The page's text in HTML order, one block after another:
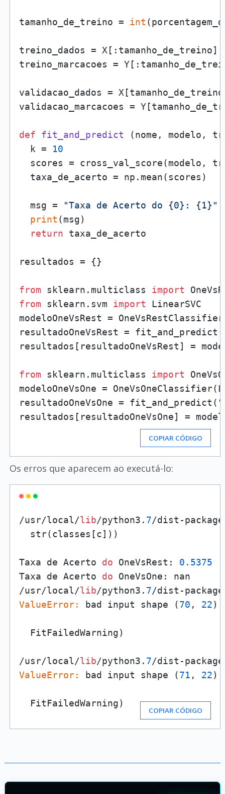
tamanho_de_treino = int
treino_dados = X[:tamanho_de_treino]
treino_marcacoes =
validacao_dados =
validacao_marcacoes =
def fit_and_predict (nome, modelo,
  k =
10
scores = cross_val_score(modelo,
  taxa_de_acerto = np.mean(scores)
  msg =
"Taxa de Acerto do {0}: {1}"
print (msg)
return taxa_de_acerto
resultados = {}
from sklearn.multiclass import
from sklearn.svm import LinearSVC
modeloOneVsRest =
resultadoOneVsRest = fit_and_predict(
resultados[resultadoOneVsRest] =
from sklearn.multiclass import
modeloOneVsOne =
resultadoOneVsOne = fit_and_predict(
resultados[resultadoOneVsOne] =
COPIAR CÓDIGO
Os erros que aparecem ao executá-lo:
/usr/local/lib/python3. 7/dist-
  str(classes[c]))
Taxa de Acerto do OneVsRest: 0.5375
Taxa de Acerto do OneVsOne: nan
/usr/local/lib/python3. 7/dist-
ValueError:
bad input shape (70 , 22)
  FitFailedWarning)
/usr/local/lib/python3. 7/dist-
ValueError:
bad input shape (71 , 22)
  FitFailedWarning)
COPIAR CÓDIGO